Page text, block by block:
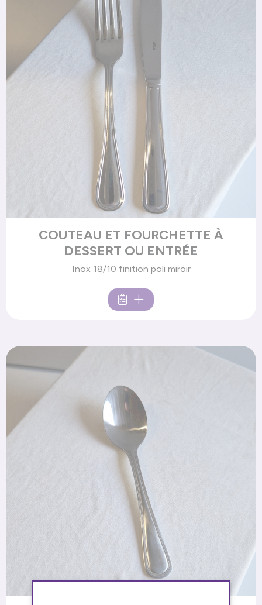
COUTEAU ET FOURCHETTE À
DESSERT OU ENTRÉE
Inox 18/10 finition poli miroir